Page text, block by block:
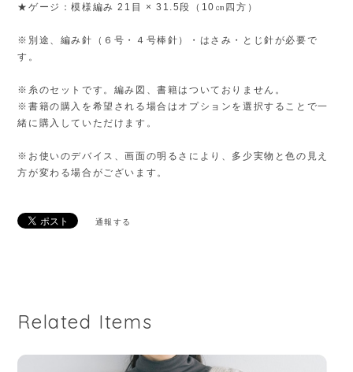
★ゲージ：模様編み 21目 × 31.5段（10㎝四方）
※別途、編み針（６号・４号棒針）・はさみ・とじ針が必要で
す。
※糸のセットです。編み図、書籍はついておりません。
※書籍の購入を希望される場合はオプションを選択することで一
緒に購入していただけます。
※お使いのデバイス、画面の明るさにより、多少実物と色の見え
方が変わる場合がございます。
通報する
Related Items